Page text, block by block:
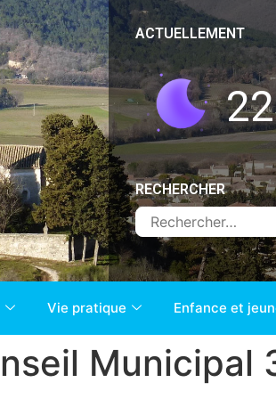
ACTUELLEMENT
22
RECHERCHER
Vie pratique Enfance et
Municipal